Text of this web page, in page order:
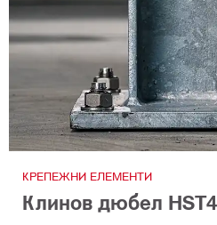
КРЕПЕЖНИ ЕЛЕМЕНТИ
Клинов дюбел HST4